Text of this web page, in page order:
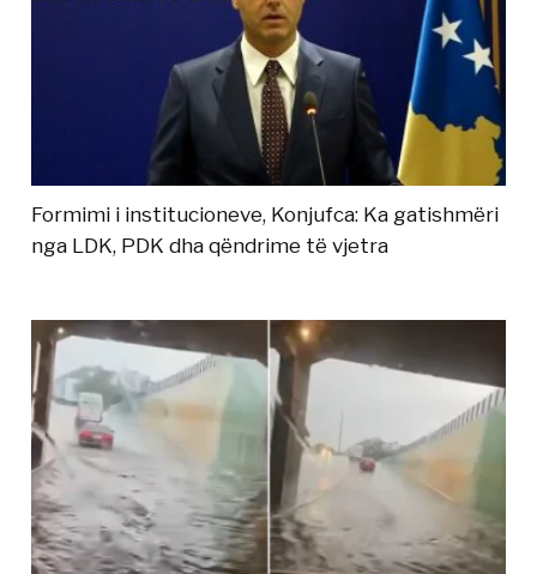
Formimi i institucioneve, Konjufca: Ka gatishmëri
nga LDK, PDK dha qëndrime të vjetra